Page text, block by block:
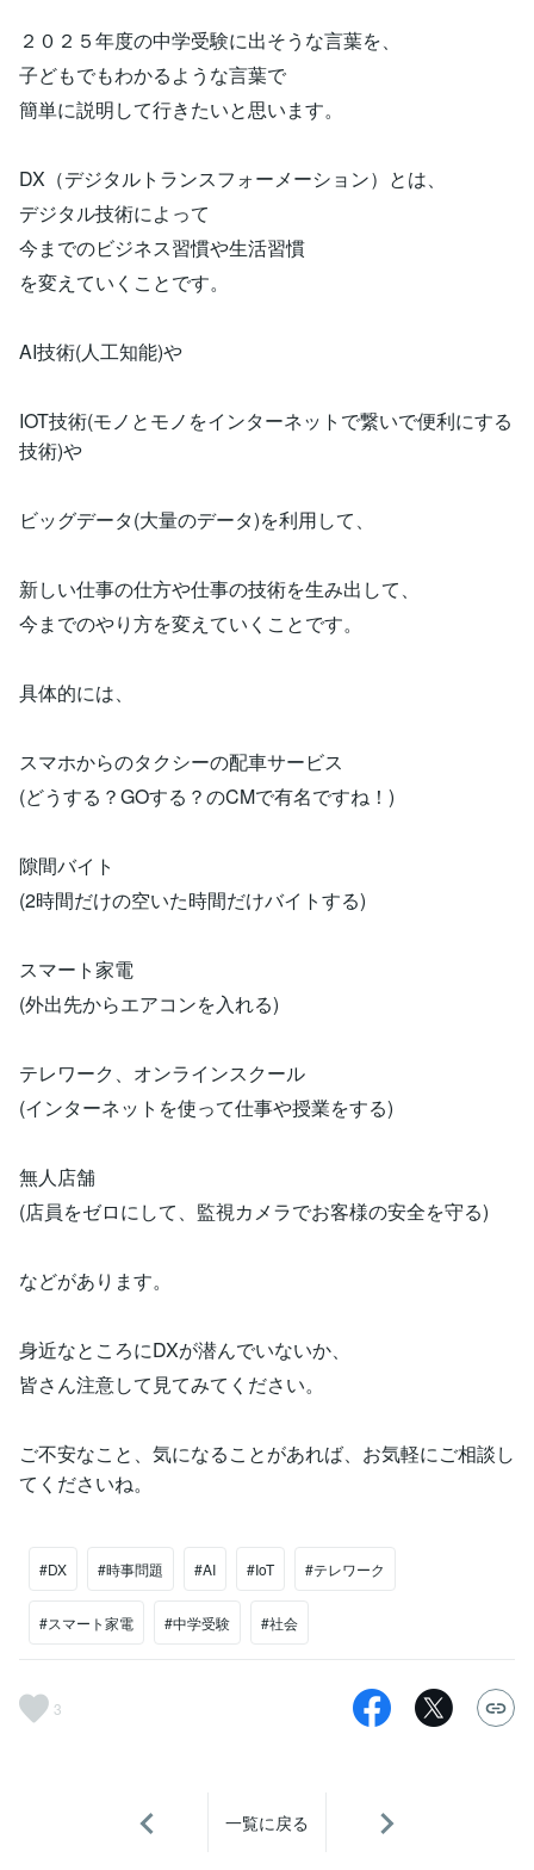
２０２５年度の中学受験に出そうな言葉を、
子どもでもわかるような言葉で
簡単に説明して行きたいと思います。
DX（デジタルトランスフォーメーション）とは、
デジタル技術によって
今までのビジネス習慣や生活習慣
を変えていくことです。
AI技術(人工知能)や
IOT技術(モノとモノをインターネットで繋いで便利にする
技術)や
ビッグデータ(大量のデータ)を利用して、
新しい仕事の仕方や仕事の技術を生み出して、
今までのやり方を変えていくことです。
具体的には、
スマホからのタクシーの配車サービス
(どうする？GOする？のCMで有名ですね！)
隙間バイト
(2時間だけの空いた時間だけバイトする)
スマート家電
(外出先からエアコンを入れる)
テレワーク、オンラインスクール
(インターネットを使って仕事や授業をする)
無人店舗
(店員をゼロにして、監視カメラでお客様の安全を守る)
などがあります。
身近なところにDXが潜んでいないか、
皆さん注意して見てみてください。
ご不安なこと、気になることがあれば、お気軽にご相談し
てくださいね。
#DX #時事問題 #AI #IoT #テレワーク
#スマート家電 #中学受験 #社会
3
一覧に戻る